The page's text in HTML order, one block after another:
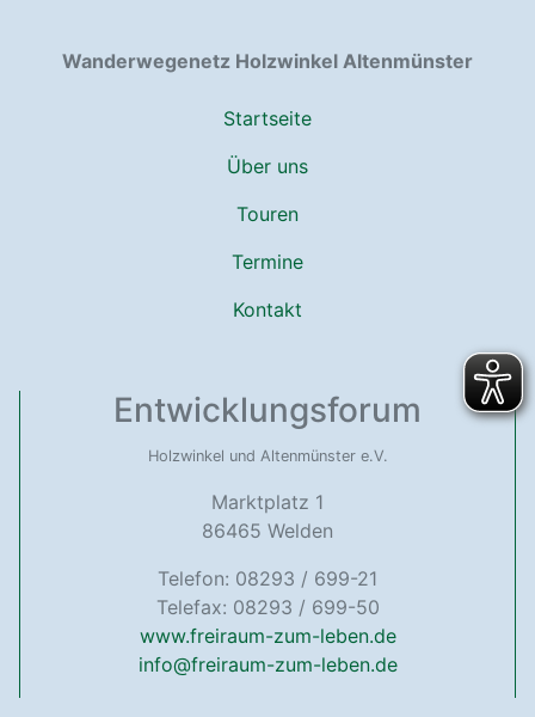
Wanderwegenetz Holzwinkel Altenmünster
Startseite
Über uns
Touren
Termine
Kontakt
Entwicklungsforum
Holzwinkel und Altenmünster e.V.
Marktplatz 1
86465 Welden
Telefon: 08293 / 699-21
Telefax: 08293 / 699-50
www.freiraum-zum-leben.de
info@freiraum-zum-leben.de